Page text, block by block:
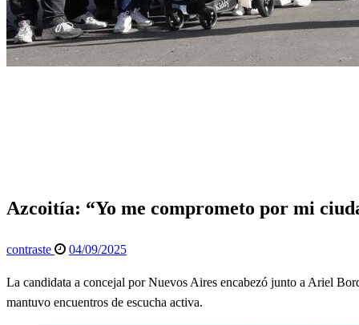
Azcoitía: “Yo me comprometo por mi
contraste
Publicado
04/09/2025
La candidata a concejal por Nuevos Aires encabezó junto a Ariel
mantuvo encuentros de escucha activa.